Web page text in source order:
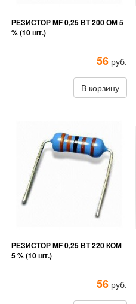
РЕЗИСТОР MF 0,25 ВТ 200 ОМ 5
% (10 шт.)
56 руб.
В корзину
РЕЗИСТОР MF 0,25 ВТ 220 КОМ
5 % (10 шт.)
56 руб.